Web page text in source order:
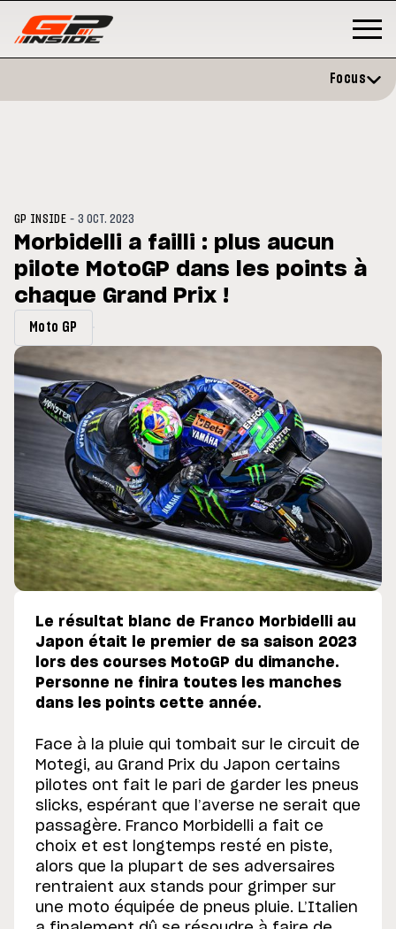
: Horaires et
du GP de Grande-
MOTO GP
Zarco évite l'opération et vise
retour en septembre
Focus
GP INSIDE -3 OCT. 2023
Morbidelli a failli : plus aucun
pilote MotoGP dans les points à
chaque Grand Prix !
Moto GP
Le résultat blanc de Franco Morbidelli au
Japon était le premier de sa saison 2023
lors des courses MotoGP du dimanche.
Personne ne finira toutes les manches
dans les points cette année.
Face à la pluie qui tombait sur le circuit de
Motegi, au Grand Prix du Japon certains
pilotes ont fait le pari de garder les pneus
slicks, espérant que l’averse ne serait que
passagère. Franco Morbidelli a fait ce
choix et est longtemps resté en piste,
alors que la plupart de ses adversaires
rentraient aux stands pour grimper sur
une moto équipée de pneus pluie. L’Italien